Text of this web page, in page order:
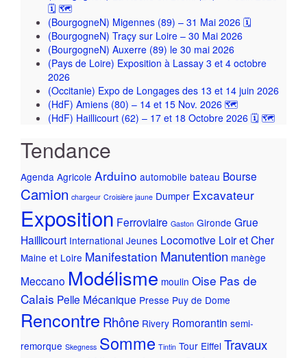
🗓 🗺
(BourgogneN) Migennes (89) – 31 Mai 2026 🗓
(BourgogneN) Traçy sur Loire – 30 Mai 2026
(BourgogneN) Auxerre (89) le 30 mai 2026
(Pays de Loire) Exposition à Lassay 3 et 4 octobre
2026
(Occitanie) Expo de Longages des 13 et 14 juin 2026
(HdF) Amiens (80) – 14 et 15 Nov. 2026 🗺
(HdF) Haillicourt (62) – 17 et 18 Octobre 2026 🗓 🗺
Tendance
Agenda Agricole Arduino automobile bateau Bourse
Camion chargeur Croisière jaune Dumper Excavateur
Exposition Ferroviaire Gaston Gironde Grue
Haillicourt International Jeunes Locomotive Loir et Cher
Maine et Loire Manifestation Manutention manège
Meccano Modélisme moulin Oise Pas de
Calais Pelle Mécanique Presse Puy de Dome
Rencontre Rhône Rivery Romorantin semi-
remorque Skegness Somme Tintin Tour Eiffel Travaux